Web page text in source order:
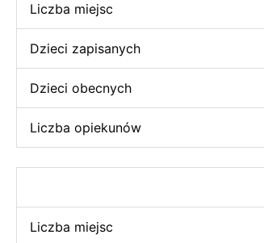
Liczba miejsc
Dzieci zapisanych
Dzieci obecnych
Liczba opiekunów
Liczba miejsc